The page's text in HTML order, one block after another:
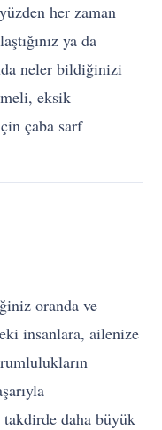
her zaman
ya da
neler bildiğinizi
eksik
çaba sarf
oranda ve
insanlara, ailenize
takdirde daha büyük